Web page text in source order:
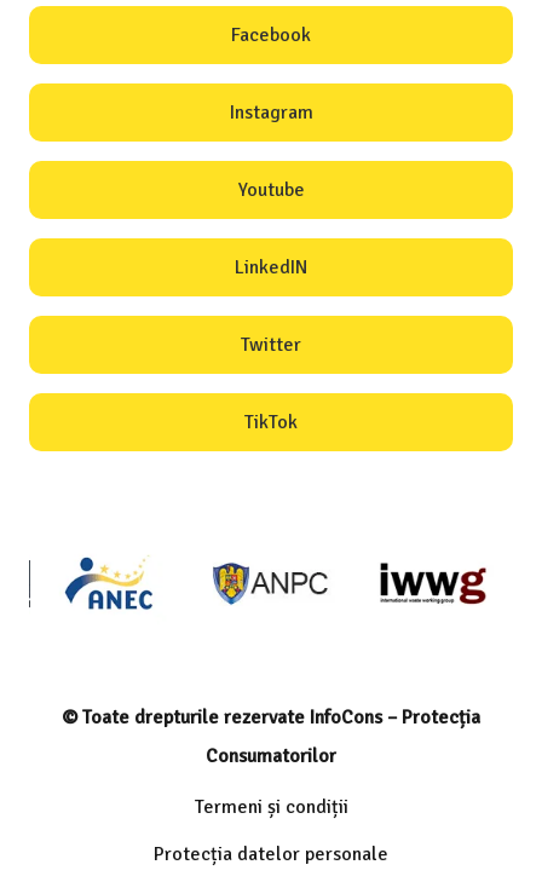
Facebook
Instagram
Youtube
LinkedIN
Twitter
TikTok
© Toate drepturile rezervate InfoCons – Protecția
Consumatorilor
Termeni și condiții
Protecția datelor personale